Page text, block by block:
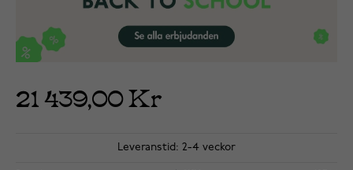
21 439,00 Kr
Leveranstid: 2-4 veckor